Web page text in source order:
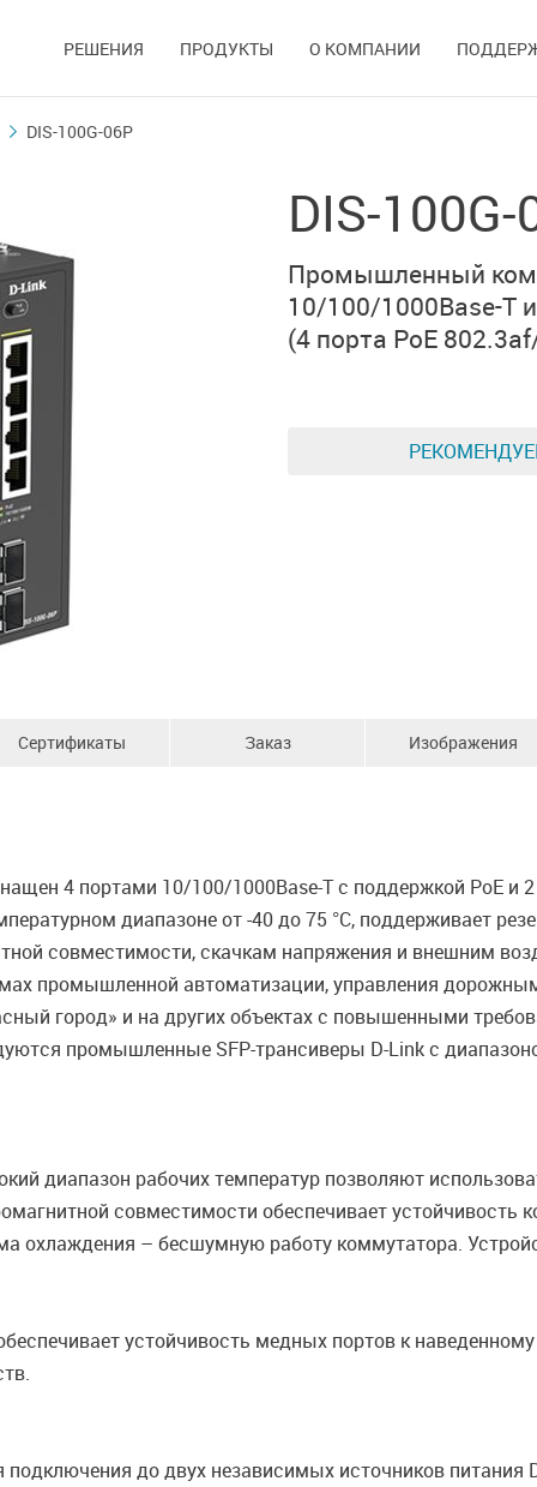
РЕШЕНИЯ ПРОДУКТЫ О КОМПАНИИ
DIS-100G-06P
DIS-100G-
Промышленный
10/100/1000Base-T
(4 порта PoE
Сертификаты Заказ Изображения
4 портами 10/100/1000Base-T с поддержкой PoE и
диапазоне от -40 до 75 °С, поддерживает
совместимости, скачкам напряжения и внешним
промышленной автоматизации, управления
город» и на других объектах с повышенными
промышленные SFP-трансиверы D-Link c
диапазон рабочих температур позволяют
совместимости обеспечивает устойчивость
охлаждения – бесшумную работу коммутатора.
устойчивость медных портов к
до двух независимых источников питания